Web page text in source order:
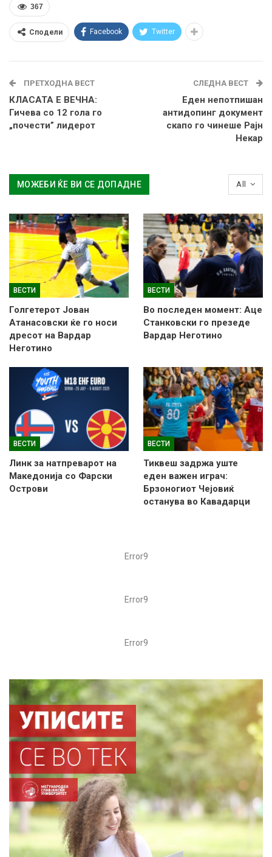
367
Сподели Facebook Twitter
ПРЕТХОДНА ВЕСТ
КЛАСАТА Е ВЕЧНА:
Гичева со 12 гола го
„почести” лидерот
СЛЕДНА ВЕСТ
Еден непотпишан
антидопинг документ
скапо го чинеше Рајн
Некар
All
МОЖЕБИ ЌЕ ВИ СЕ ДОПАДНЕ
ВЕСТИ
Голгетерот Јован
Атанасовски ќе го носи
дресот на Вардар
Неготино
ВЕСТИ
Во последен момент: Аце
Станковски го презеде
Вардар Неготино
ВЕСТИ
Линк за натпреварот на
Македонија со Фарски
Острови
ВЕСТИ
Тиквеш задржа уште
еден важен играч:
Брзоногиот Чејовиќ
останува во Кавадарци
Error9
Error9
Error9